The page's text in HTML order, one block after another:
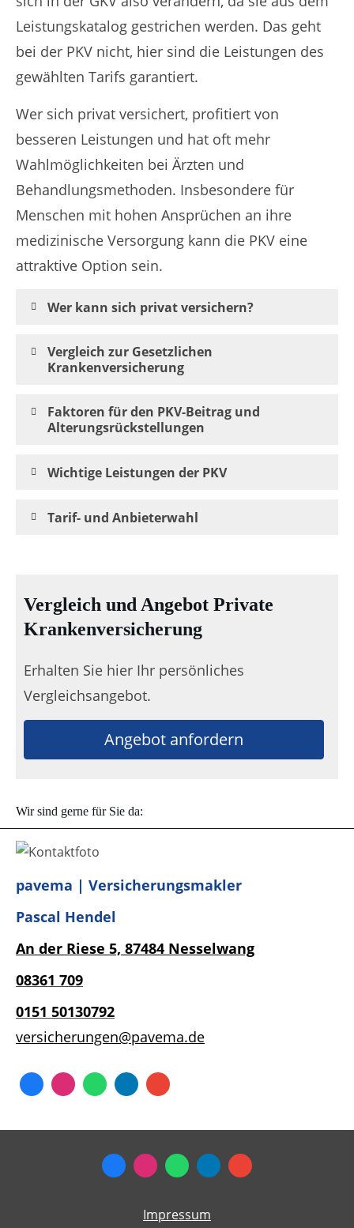
Leistungskatalog gestrichen werden. Das geht
bei der PKV nicht, hier sind die Leistungen des
gewählten Tarifs garantiert.
Wer sich privat versichert, profitiert von
besseren Leistungen und hat oft mehr
Wahlmöglichkeiten bei Ärzten und
Behandlungsmethoden. Insbesondere für
Menschen mit hohen Ansprüchen an ihre
medizinische Versorgung kann die PKV eine
attraktive Option sein.
Wer kann sich privat versichern?
Vergleich zur Gesetzlichen
Krankenversicherung
Faktoren für den PKV-Beitrag und
Alterungsrückstellungen
Wichtige Leistungen der PKV
Tarif- und Anbieterwahl
Vergleich und Angebot Private
Krankenversicherung
Erhalten Sie hier Ihr persönliches
Vergleichsangebot.
Angebot anfordern
Wir sind gerne für Sie da:
pavema | Versicherungsmakler
Pascal Hendel
An der Riese 5, 87484 Nesselwang
08361 709
0151 50130792
versicherungen@pavema.de
Impressum